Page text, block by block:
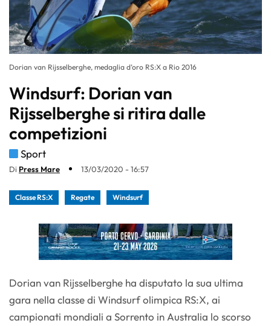
Dorian van Rijsselberghe, medaglia d’oro RS:X a Rio 2016
Windsurf: Dorian van
Rijsselberghe si ritira dalle
competizioni
Sport
Di Press Mare 13/03/2020 - 16:57
Classe RS:X Regate Windsurf
Dorian van Rijsselberghe ha disputato la sua ultima
gara nella classe di Windsurf olimpica RS:X, ai
campionati mondiali a Sorrento in Australia lo scorso